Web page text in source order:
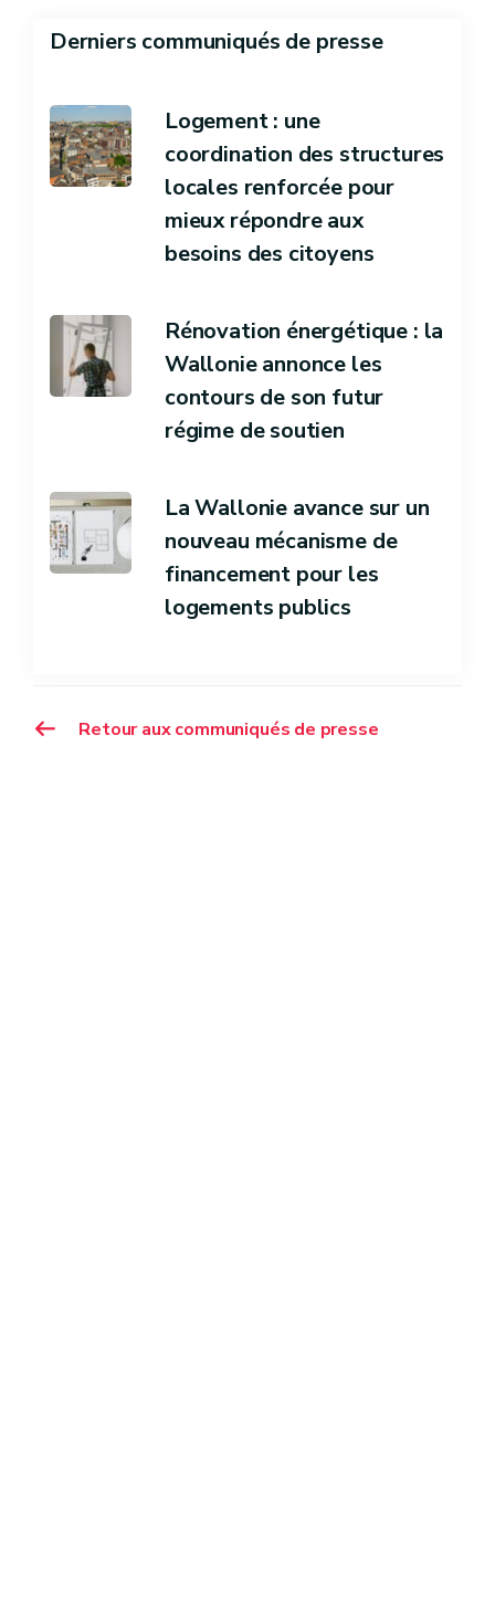
Retour aux communiqués de presse
Derniers communiqués de presse
Logement : une
coordination des structures
locales renforcée pour
mieux répondre aux
besoins des citoyens
Rénovation énergétique : la
Wallonie annonce les
contours de son futur
régime de soutien
La Wallonie avance sur un
nouveau mécanisme de
financement pour les
logements publics